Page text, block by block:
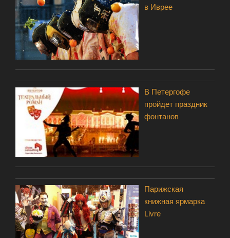
в Иврее
В Петергофе
пройдет праздник
фонтанов
Парижская
книжная ярмарка
Livre